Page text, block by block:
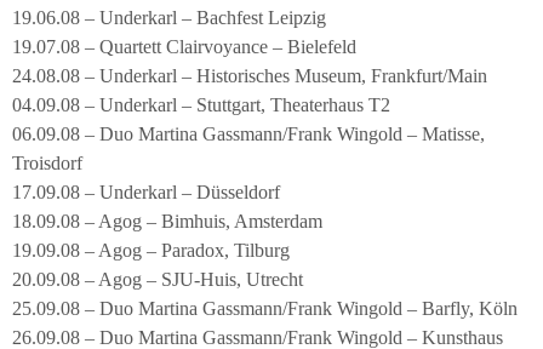
19.06.08 – Underkarl – Bachfest Leipzig
19.07.08 – Quartett Clairvoyance – Bielefeld
24.08.08 – Underkarl – Historisches Museum, Frankfurt/Main
04.09.08 – Underkarl – Stuttgart, Theaterhaus T2
06.09.08 – Duo Martina Gassmann/Frank Wingold – Matisse,
Troisdorf
17.09.08 – Underkarl – Düsseldorf
18.09.08 – Agog – Bimhuis, Amsterdam
19.09.08 – Agog – Paradox, Tilburg
20.09.08 – Agog – SJU-Huis, Utrecht
25.09.08 – Duo Martina Gassmann/Frank Wingold – Barfly, Köln
26.09.08 – Duo Martina Gassmann/Frank Wingold – Kunsthaus